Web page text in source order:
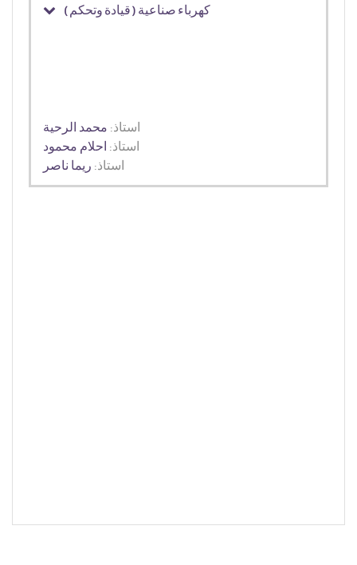
كهرباء صناعية ( قيادة وتحكم )
استاذ: محمد الرحية
استاذ: احلام محمود
استاذ: ريما ناصر